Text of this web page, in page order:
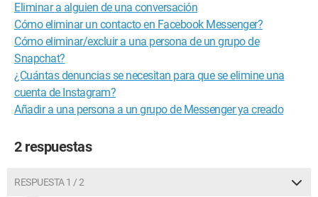
Eliminar a alguien de una conversación
Cómo eliminar un contacto en Facebook Messenger?
Cómo eliminar/excluir a una persona de un grupo de
Snapchat?
¿Cuántas denuncias se necesitan para que se elimine una
cuenta de Instagram?
Añadir a una persona a un grupo de Messenger ya creado
2 respuestas
RESPUESTA 1 / 2